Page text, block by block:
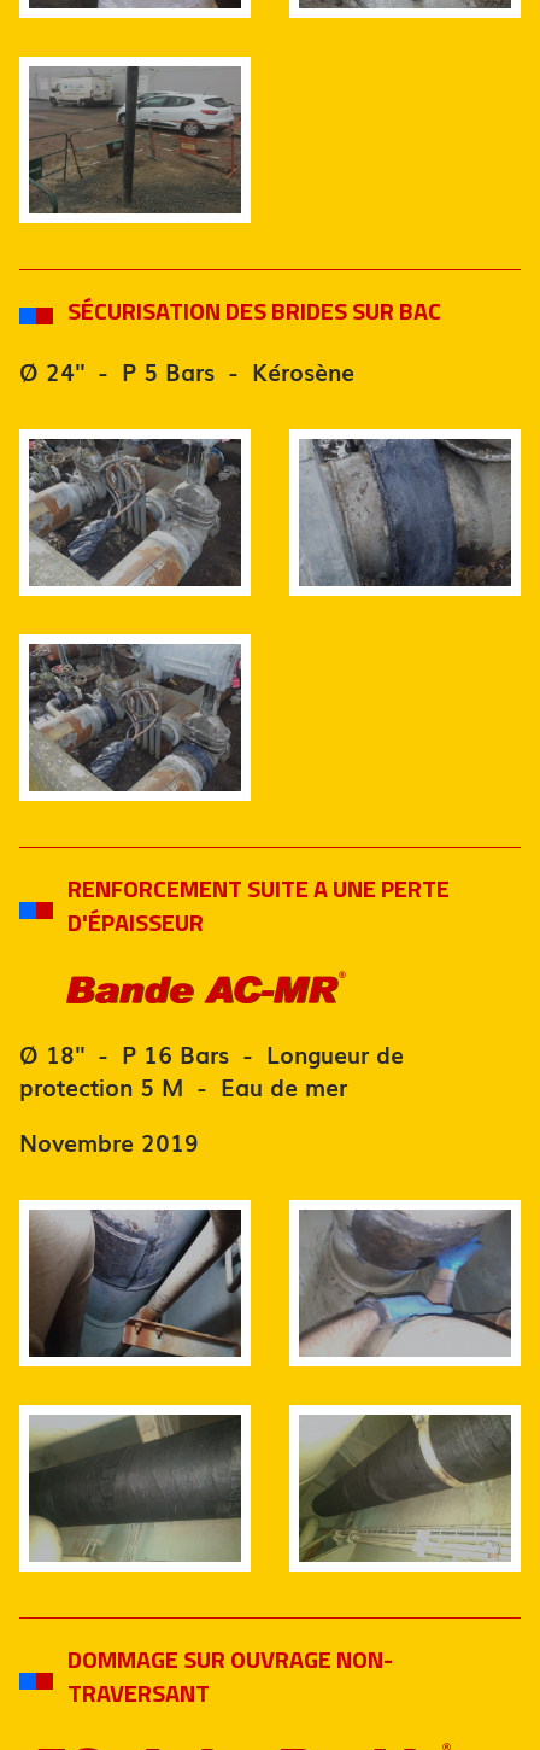
SÉCURISATION DES BRIDES SUR BAC
Ø 24'' - P 5 Bars - Kérosène
RENFORCEMENT SUITE A UNE PERTE
D'ÉPAISSEUR
Ø 18'' - P 16 Bars - Longueur de
protection 5 M - Eau de mer
Novembre 2019
DOMMAGE SUR OUVRAGE NON-
TRAVERSANT